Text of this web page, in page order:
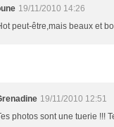
19/11/2010 14:26
peut-être,mais beaux et
19/11/2010 12:51
photos sont une tuerie !!!